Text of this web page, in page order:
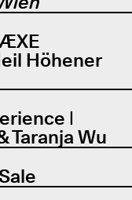
Höhener
|
Taranja Wu